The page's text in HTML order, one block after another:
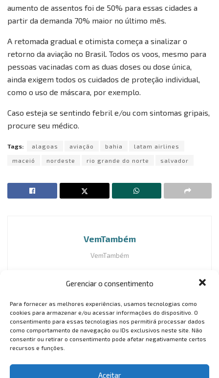
Gerenciar o consentimento
Para fornecer as melhores experiências, usamos tecnologias como
cookies para armazenar e/ou acessar informações do dispositivo. O
consentimento para essas tecnologias nos permitirá processar dados
como comportamento de navegação ou IDs exclusivos neste site. Não
consentir ou retirar o consentimento pode afetar negativamente certos
recursos e funções.
Aceitar
aumento de assentos foi de 50% para essas cidades a
partir da demanda 70% maior no último mês.
A retomada gradual e otimista começa a sinalizar o
retorno da aviação no Brasil. Todos os voos, mesmo para
pessoas vacinadas com as duas doses ou dose única,
ainda exigem todos os cuidados de proteção individual,
como o uso de máscara, por exemplo.
Caso esteja se sentindo febril e/ou com sintomas gripais,
procure seu médico.
Tags: alagoas aviação bahia latam airlines
maceió nordeste rio grande do norte salvador
VemTambém
VemTambém